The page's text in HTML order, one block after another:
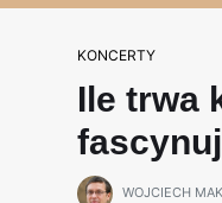
KONCERTY
Ile trwa
WOJCIECH